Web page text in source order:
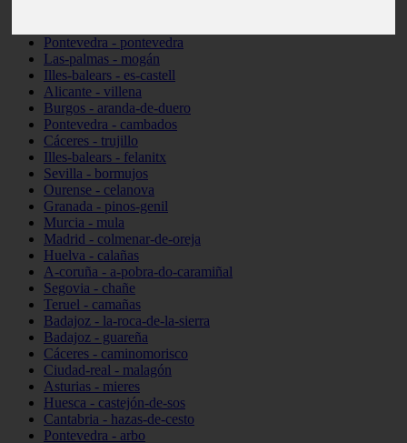
Pontevedra - pontevedra
Las-palmas - mogán
Illes-balears - es-castell
Alicante - villena
Burgos - aranda-de-duero
Pontevedra - cambados
Cáceres - trujillo
Illes-balears - felanitx
Sevilla - bormujos
Ourense - celanova
Granada - pinos-genil
Murcia - mula
Madrid - colmenar-de-oreja
Huelva - calañas
A-coruña - a-pobra-do-caramiñal
Segovia - chañe
Teruel - camañas
Badajoz - la-roca-de-la-sierra
Badajoz - guareña
Cáceres - caminomorisco
Ciudad-real - malagón
Asturias - mieres
Huesca - castejón-de-sos
Cantabria - hazas-de-cesto
Pontevedra - arbo